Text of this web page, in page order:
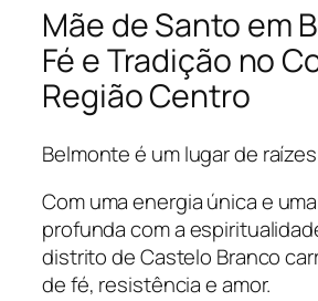
Mãe de Santo em
Fé e Tradição no
Região Centro
Belmonte é um lugar de
Com uma energia única e
profunda com a
distrito de Castelo Branco
de fé, resistência e amor.